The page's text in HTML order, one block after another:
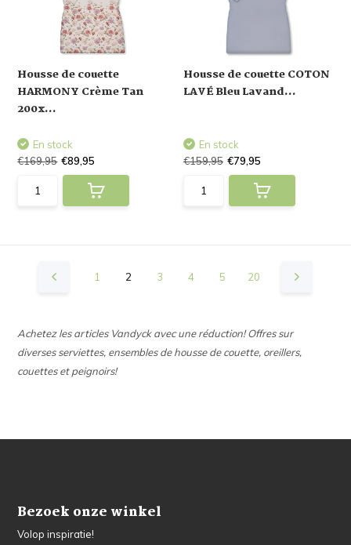
Housse de couette
HARMONY Crème Tan
200x...
En stock
€169,95 €89,95
Housse de couette COTON
LAVÉ Bleu Lavand...
En stock
€159,95 €79,95
1 2 3 4 5 20
Achetez les articles Vandyck avec une réduction! Offres sur
diverses serviettes, ensembles de housse de couette, oreillers,
couettes et peignoirs!
Bezoek onze winkel
Volop inspiratie!